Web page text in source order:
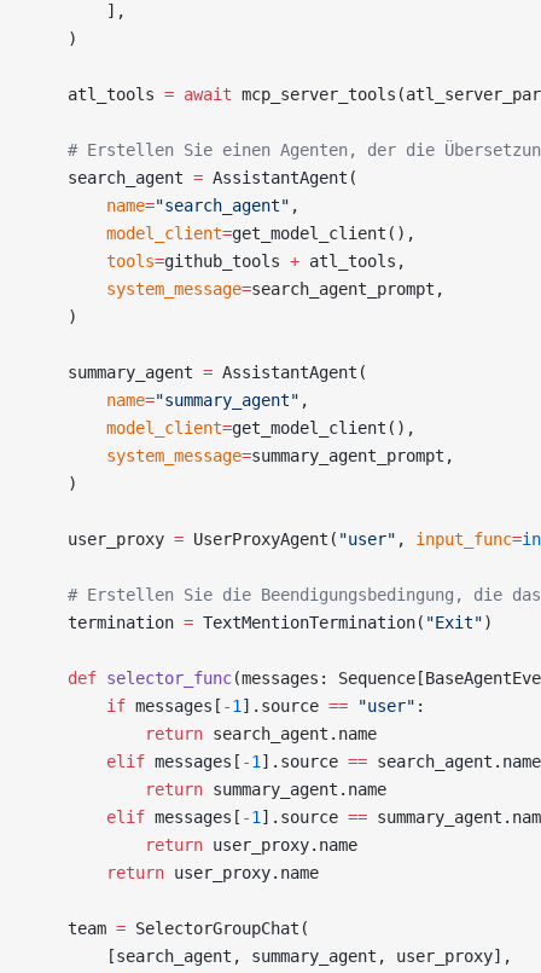
        ],
    )
    atl_tools
= await
# Erstellen Sie einen Agenten, der die
    search_agent
= AssistantAgent(
        name
="search_agent" ,
        model_client
=get_model_client(),
        tools
=github_tools + atl_tools,
        system_message
=search_agent_prompt,
    )
    summary_agent
= AssistantAgent(
        name
="summary_agent" ,
        model_client
=get_model_client(),
        system_message
=summary_agent_prompt,
    )
    user_proxy
= UserProxyAgent( "user" , input_func=
# Erstellen Sie die Beendigungsbedingung, die
    termination
= TextMentionTermination( "Exit")
    def
selector_func(messages:
        if
messages[ -1 ].source == "user" :
            return
search_agent.name
        elif
messages[ -1 ].source ==
            return
summary_agent.name
        elif
messages[ -1 ].source ==
            return
user_proxy.name
        return
user_proxy.name
    team
= SelectorGroupChat(
        [search_agent, summary_agent, user_proxy],